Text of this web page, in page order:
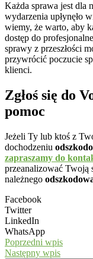
Każda sprawa jest dla
wydarzenia upłynęło
wiemy, że warto, aby
dostęp do
sprawy z przeszłości
przywrócić poczucie
klienci.
Zgłoś się do
pomoc
Jeżeli Ty lub ktoś z
dochodzeniu
zapraszamy do
przeanalizować Twoją
należnego
Facebook
Twitter
LinkedIn
WhatsApp
Poprzedni wpis
Następny wpis